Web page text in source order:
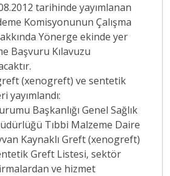
tarihinde yayımlanan
Komisyonunun Çalışma
Yönerge ekinde yer
Başvuru Kılavuzu
(xenogreft) ve sentetik
yayımlandı:
Başkanlığı Genel Sağlık
Tıbbi Malzeme Daire
Kaynaklı Greft (xenogreft)
Greft Listesi, sektör
ve hizmet